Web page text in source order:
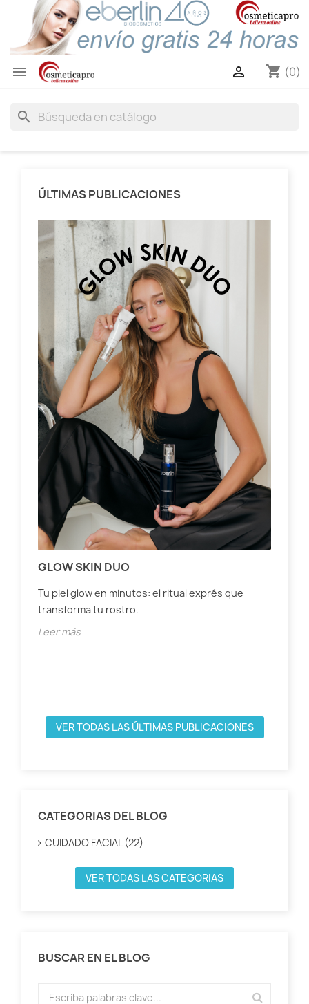
 shopping_cart (0)

search
ÚLTIMAS PUBLICACIONES
GLOW SKIN DUO
Tu piel glow en minutos: el ritual exprés que
transforma tu rostro.
Leer más
VER TODAS LAS ÚLTIMAS PUBLICACIONES
CATEGORIAS DEL BLOG
CUIDADO FACIAL (22)
VER TODAS LAS CATEGORIAS
BUSCAR EN EL BLOG